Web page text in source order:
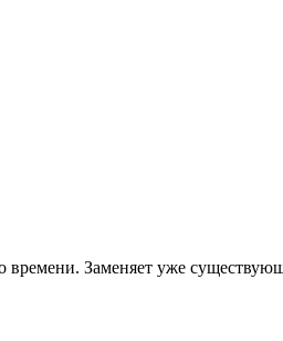
времени. Заменяет уже